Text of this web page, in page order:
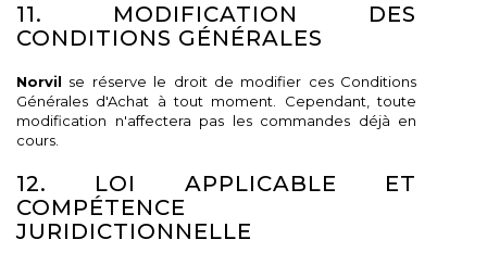
11. MODIFICATION DES
CONDITIONS GÉNÉRALES
Norvil se réserve le droit de modifier ces Conditions
Générales d'Achat à tout moment. Cependant, toute
modification n'affectera pas les commandes déjà en
cours.
12. LOI APPLICABLE ET
COMPÉTENCE
JURIDICTIONNELLE